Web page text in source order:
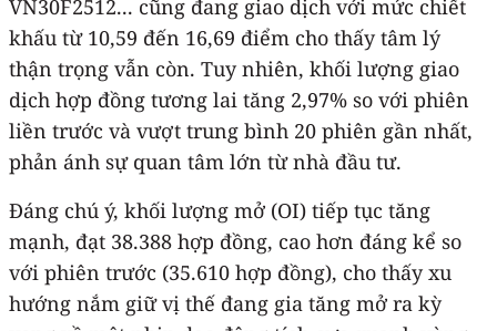
VN30F2512... cũng đang giao dịch với mức chiết
khấu từ 10,59 đến 16,69 điểm cho thấy tâm lý
thận trọng vẫn còn. Tuy nhiên, khối lượng giao
dịch hợp đồng tương lai tăng 2,97% so với phiên
liền trước và vượt trung bình 20 phiên gần nhất,
phản ánh sự quan tâm lớn từ nhà đầu tư.
Đáng chú ý, khối lượng mở (OI) tiếp tục tăng
mạnh, đạt 38.388 hợp đồng, cao hơn đáng kể so
với phiên trước (35.610 hợp đồng), cho thấy xu
hướng nắm giữ vị thế đang gia tăng mở ra kỳ